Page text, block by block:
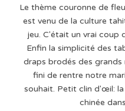
Le thème couronne de
est venu de la culture
jeu. C'était un vrai coup
Enfin la simplicité des
draps brodés des
fini de rentre notre
souhait. Petit clin d'œil: la
chinée